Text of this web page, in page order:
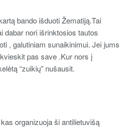
bando išduoti Žematiją.Tai
dabar nori išrinktosios tautos
, galutiniam sunaikinimui. Jei jums
pas save .Kur nors į
“zuikių” nušausit.
organizuoja ši antilietuvišą